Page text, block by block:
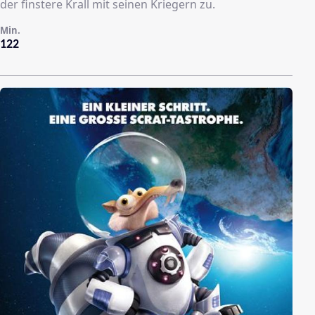
der finstere Krall mit seinen Kriegern zu.
122
Min.